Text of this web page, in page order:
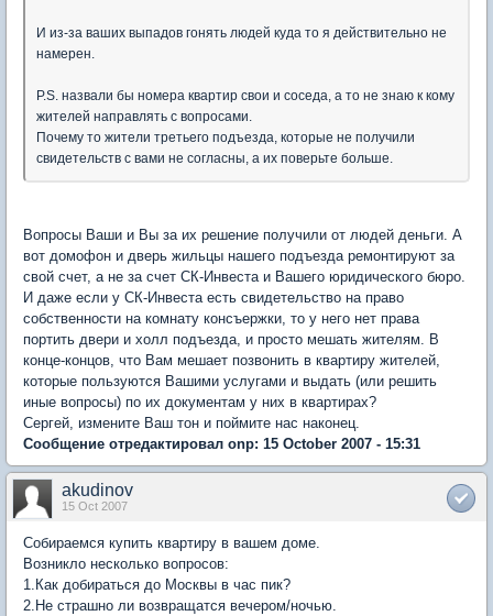
И из-за ваших выпадов гонять людей куда то я действительно не
намерен.
P.S. назвали бы номера квартир свои и соседа, а то не знаю к кому
жителей направлять с вопросами.
Почему то жители третьего подъезда, которые не получили
свидетельств с вами не согласны, а их поверьте больше.
Вопросы Ваши и Вы за их решение получили от людей деньги. А
вот домофон и дверь жильцы нашего подъезда ремонтируют за
свой счет, а не за счет СК-Инвеста и Вашего юридического бюро.
И даже если у СК-Инвеста есть свидетельство на право
собственности на комнату консъержки, то у него нет права
портить двери и холл подъезда, и просто мешать жителям. В
конце-концов, что Вам мешает позвонить в квартиру жителей,
которые пользуются Вашими услугами и выдать (или решить
иные вопросы) по их документам у них в квартирах?
Сергей, измените Ваш тон и поймите нас наконец.
Сообщение отредактировал onp: 15 October 2007 - 15:31
akudinov
15 Oct 2007
Собираемся купить квартиру в вашем доме.
Возникло несколько вопросов:
1.Как добираться до Москвы в час пик?
2.Не страшно ли возвращатся вечером/ночью.